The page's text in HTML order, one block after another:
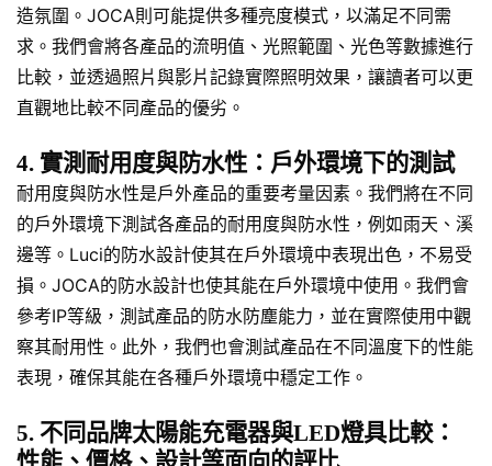
造氛圍。JOCA則可能提供多種亮度模式，以滿足不同需
求。我們會將各產品的流明值、光照範圍、光色等數據進行
比較，並透過照片與影片記錄實際照明效果，讓讀者可以更
直觀地比較不同產品的優劣。
4. 實測耐用度與防水性：戶外環境下的測試
耐用度與防水性是戶外產品的重要考量因素。我們將在不同
的戶外環境下測試各產品的耐用度與防水性，例如雨天、溪
邊等。Luci的防水設計使其在戶外環境中表現出色，不易受
損。JOCA的防水設計也使其能在戶外環境中使用。我們會
參考IP等級，測試產品的防水防塵能力，並在實際使用中觀
察其耐用性。此外，我們也會測試產品在不同溫度下的性能
表現，確保其能在各種戶外環境中穩定工作。
5. 不同品牌太陽能充電器與LED燈具比較：